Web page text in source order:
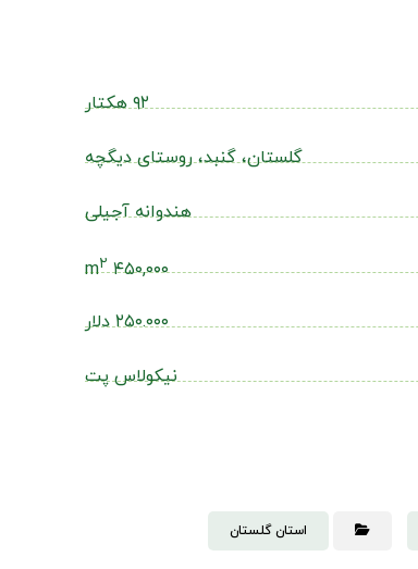
۹۲ هکتار
گلستان، گنبد، روستای دیگچه
هندوانه آجیلی
۴۵۰,۰۰۰ m ۲
۲۵۰.۰۰۰ دلار
نیکولاس پت
استان گلستان